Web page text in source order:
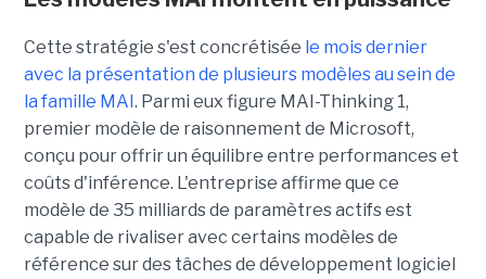
Cette stratégie s'est concrétisée le mois dernier
avec la présentation de plusieurs modèles au sein de
la famille MAI. Parmi eux figure MAI-Thinking 1,
premier modèle de raisonnement de Microsoft,
conçu pour offrir un équilibre entre performances et
coûts d'inférence. L'entreprise affirme que ce
modèle de 35 milliards de paramètres actifs est
capable de rivaliser avec certains modèles de
référence sur des tâches de développement logiciel